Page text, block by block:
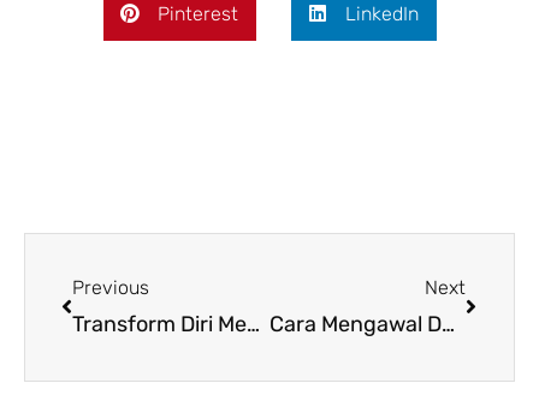
Pinterest LinkedIn
Previous
Transform Diri Menjadi Positif
Next
Cara Mengawal Depression